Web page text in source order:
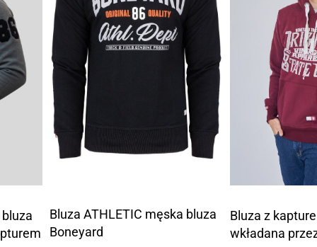
bluza
Bluza ATHLETIC męska bluza
Boneyard
Bluza z
wkładana